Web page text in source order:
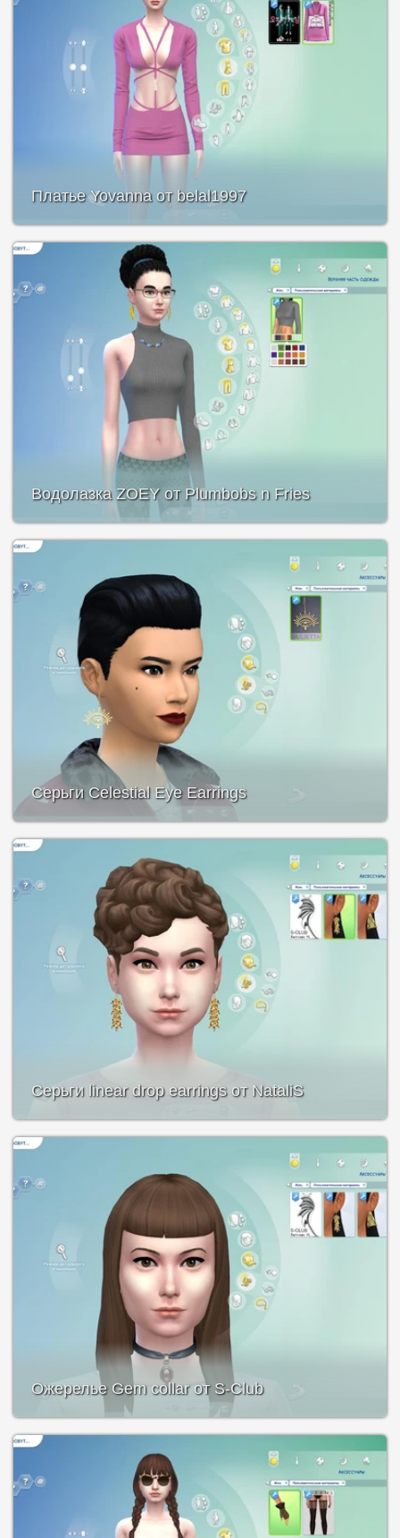
Платье Yovanna от belal1997
Водолазка ZOEY от Plumbobs n Fries
Серьги Celestial Eye Earrings
Серьги linear drop earrings от NataliS
Ожерелье Gem collar от S-Club